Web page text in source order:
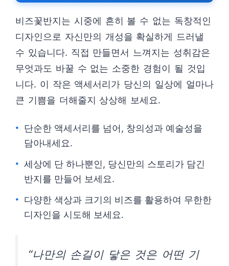
비즈꽃반지는 시중에 흔히 볼 수 없는 독창적인
디자인으로 자신만의 개성을 확실하게 드러낼
수 있습니다. 직접 만들면서 느껴지는 성취감은
무엇과도 바꿀 수 없는 소중한 경험이 될 것입
니다. 이 작은 액세서리가 당신의 일상에 얼마나
큰 기쁨을 더해줄지 상상해 보세요.
단순한 액세서리를 넘어, 창의성과 예술성을
담아내세요.
세상에 단 하나뿐인, 당신만의 스토리가 담긴
반지를 만들어 보세요.
다양한 색상과 크기의 비즈를 활용하여 무한한
디자인을 시도해 보세요.
“나만의 손길이 닿은 것은 어떤 기